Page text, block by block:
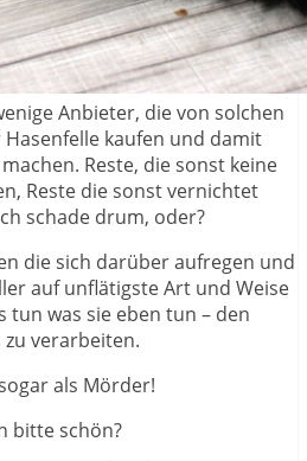
Anbieter, die von solchen
kaufen und damit
Reste, die sonst keine
Reste die sonst vernichtet
schade drum, oder?
die sich darüber aufregen und
auf unflätigste Art und Weise
tun was sie eben tun – den
zu verarbeiten.
als Mörder!
bitte schön?